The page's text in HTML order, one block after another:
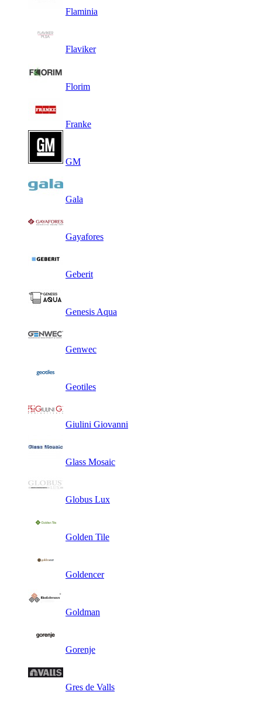
Flaminia
Flaviker
Florim
Franke
GM
Gala
Gayafores
Geberit
Genesis Aqua
Genwec
Geotiles
Giulini Giovanni
Glass Mosaic
Globus Lux
Golden Tile
Goldencer
Goldman
Gorenje
Gres de Valls